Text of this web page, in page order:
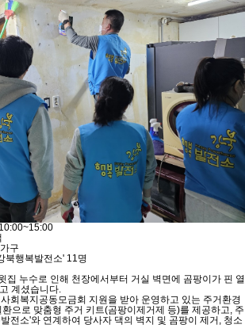
구
북행복발전소' 11명
집 누수로 인해 천장에서부터 거실 벽면에 곰팡이가 핀 열
계셨습니다.
회복지공동모금회 지원을 받아 운영하고 있는 주거환경
으로 맞춤형 주거 키트(곰팡이제거제 등)를 제공하고, 주
전소'와 연계하여 당사자 댁의 벽지 및 곰팡이 제거, 청소